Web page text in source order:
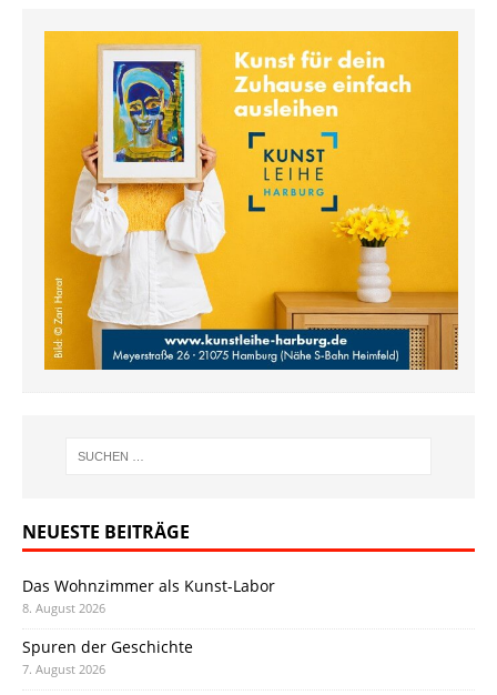
NEUESTE BEITRÄGE
Das Wohnzimmer als Kunst-Labor
8. August 2026
Spuren der Geschichte
7. August 2026